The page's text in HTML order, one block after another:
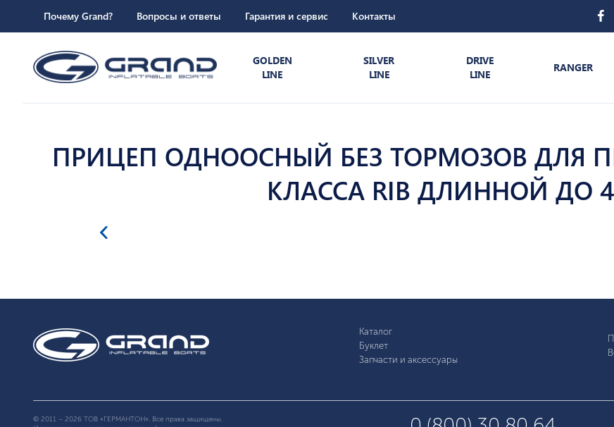
Почему Grand? Вопросы и ответы Гарантия и сервис Контакты
GOLDEN
LINE
SILVER
LINE
DRIVE
LINE
RANGER
ПРИЦЕП ОДНООСНЫЙ БЕЗ ТОРМОЗОВ ДЛЯ
КЛАССА RIB ДЛИННОЙ ДО
Каталог
Буклет
Запчасти и аксессуары
© 2011 – 2026 ТОВ «ГЕРМАНТОН». Все права защищены.